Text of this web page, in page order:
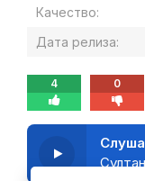
Качество:
Дата релиза:
4 0